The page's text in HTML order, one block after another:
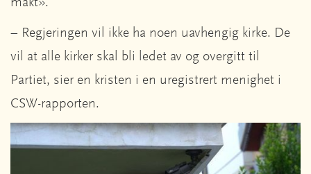
– Regjeringen vil ikke ha noen uavhengig kirke. De
vil at alle kirker skal bli ledet av og overgitt til
Partiet, sier en kristen i en uregistrert menighet i
CSW-rapporten.